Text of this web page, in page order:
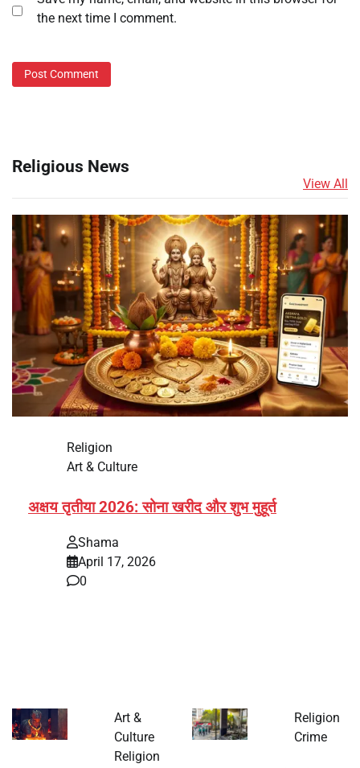
the next time I comment.
Religious News
View All
Religion
Art & Culture
अक्षय तृतीया 2026: सोना खरीद और शुभ मुहूर्त
Shama
April 17, 2026
0
Art &
Culture
Religion
Religion
Crime